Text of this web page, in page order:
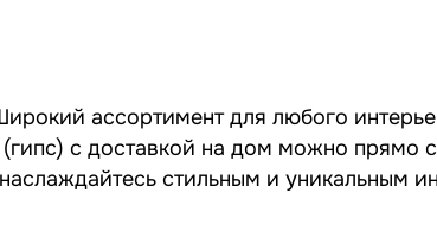
ассортимент для любого
с доставкой на дом можно прямо
стильным и уникальным